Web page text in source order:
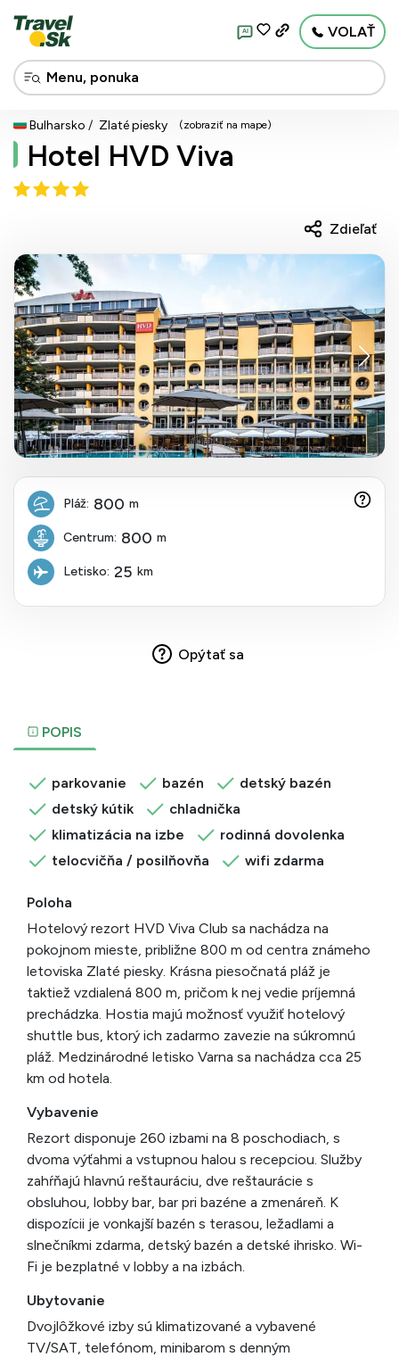
AI VOLAŤ
Bulharsko Zlaté piesky (zobraziť na mape)
Hotel HVD Viva
Zdieľať
POPIS
parkovanie bazén
detský bazén
detský kútik
chladnička
klimatizácia na izbe
rodinná dovolenka
telocvičňa / posilňovňa
wifi zdarma
Poloha
Hotelový rezort HVD Viva Club sa nachádza na
pokojnom mieste, približne 800 m od centra známeho
letoviska Zlaté piesky. Krásna piesočnatá pláž je
taktiež vzdialená 800 m, pričom k nej vedie príjemná
prechádzka. Hostia majú možnosť využiť hotelový
shuttle bus, ktorý ich zadarmo zavezie na súkromnú
pláž. Medzinárodné letisko Varna sa nachádza cca 25
km od hotela.
Vybavenie
Rezort disponuje 260 izbami na 8 poschodiach, s
dvoma výťahmi a vstupnou halou s recepciou. Služby
zahŕňajú hlavnú reštauráciu, dve reštaurácie s
obsluhou, lobby bar, bar pri bazéne a zmenáreň. K
dispozícii je vonkajší bazén s terasou, ležadlami a
slnečníkmi zdarma, detský bazén a detské ihrisko. Wi-
Fi je bezplatné v lobby a na izbách.
Ubytovanie
Dvojlôžkové izby sú klimatizované a vybavené
TV/SAT, telefónom, minibarom s denným
Pláž: 800 m
Centrum: 800 m
Letisko: 25 km
Opýtať sa